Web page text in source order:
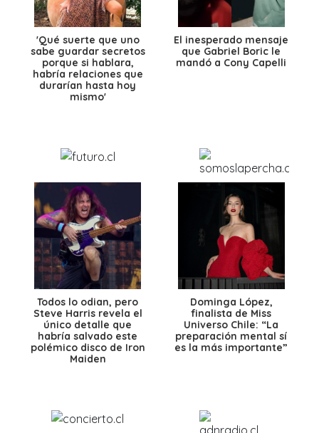
'Qué suerte que uno
sabe guardar secretos
porque si hablara,
habría relaciones que
durarían hasta hoy
mismo'
El inesperado mensaje
que Gabriel Boric le
mandó a Cony Capelli
Todos lo odian, pero
Steve Harris revela el
único detalle que
habría salvado este
polémico disco de Iron
Maiden
Dominga López,
finalista de Miss
Universo Chile: “La
preparación mental sí
es la más importante”